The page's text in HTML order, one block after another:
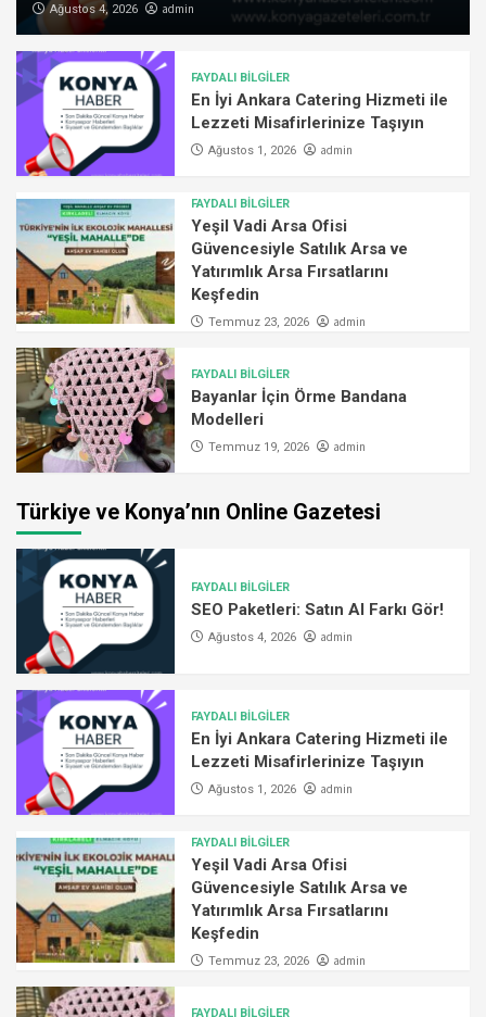
Ağustos 4, 2026 admin
FAYDALI BİLGİLER
En İyi Ankara Catering Hizmeti ile
Lezzeti Misafirlerinize Taşıyın
Ağustos 1, 2026 admin
FAYDALI BİLGİLER
Yeşil Vadi Arsa Ofisi
Güvencesiyle Satılık Arsa ve
Yatırımlık Arsa Fırsatlarını
Keşfedin
Temmuz 23, 2026 admin
FAYDALI BİLGİLER
Bayanlar İçin Örme Bandana
Modelleri
Temmuz 19, 2026 admin
Türkiye ve Konya’nın Online Gazetesi
FAYDALI BİLGİLER
SEO Paketleri: Satın Al Farkı Gör!
Ağustos 4, 2026 admin
FAYDALI BİLGİLER
En İyi Ankara Catering Hizmeti ile
Lezzeti Misafirlerinize Taşıyın
Ağustos 1, 2026 admin
FAYDALI BİLGİLER
Yeşil Vadi Arsa Ofisi
Güvencesiyle Satılık Arsa ve
Yatırımlık Arsa Fırsatlarını
Keşfedin
Temmuz 23, 2026 admin
FAYDALI BİLGİLER